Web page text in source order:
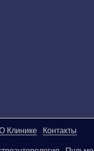
Клинике Контакты